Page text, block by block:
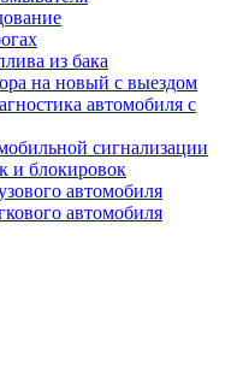
из бака
на новый с выездом
автомобиля с
сигнализации
и блокировок
автомобиля
автомобиля